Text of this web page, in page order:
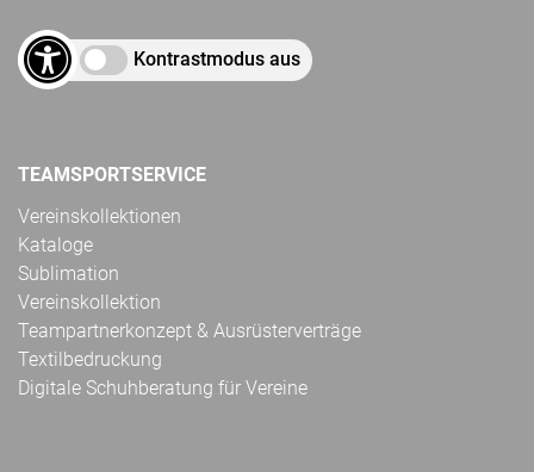
Kontrastmodus aus
TEAMSPORTSERVICE
Vereinskollektionen
Kataloge
Sublimation
Vereinskollektion
Teampartnerkonzept & Ausrüsterverträge
Textilbedruckung
Digitale Schuhberatung für Vereine